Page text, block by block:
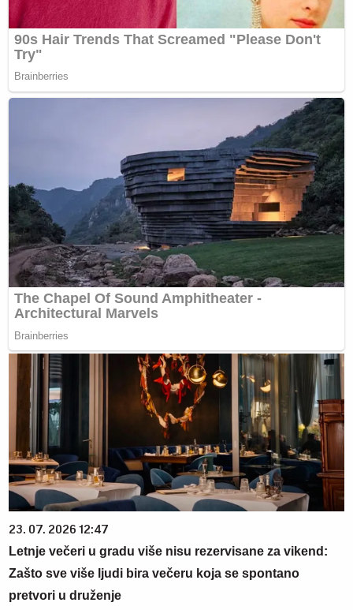
23. 07. 2026 12:47
Letnje večeri u gradu više nisu rezervisane za vikend:
Zašto sve više ljudi bira večeru koja se spontano
pretvori u druženje